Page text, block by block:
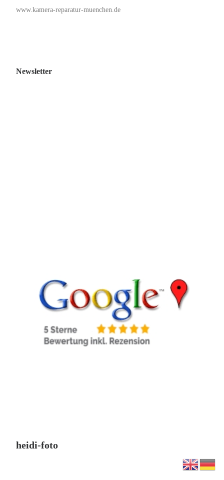
www.kamera-reparatur-muenchen.de
Newsletter
heidi-foto